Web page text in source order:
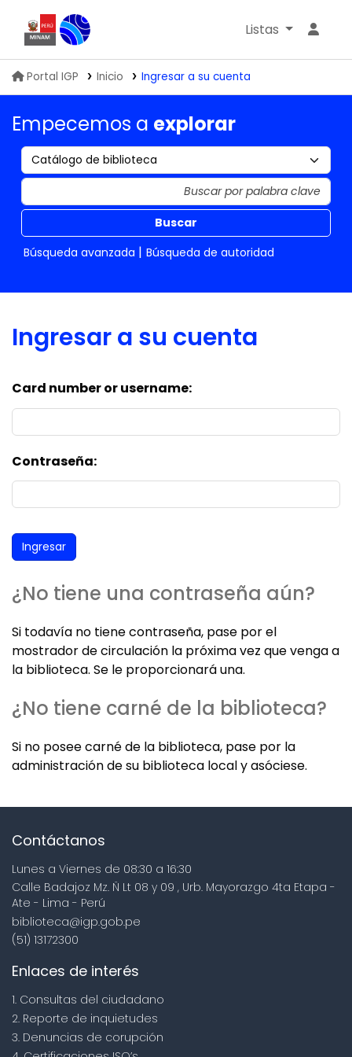
Biblioteca IGP
Listas
Portal IGP Inicio Ingresar a su cuenta
Empecemos a explorar
Buscar
Búsqueda avanzada
Búsqueda de autoridad
Ingresar a su cuenta
Card number or username:
Contraseña:
¿No tiene una contraseña aún?
Si todavía no tiene contraseña, pase por el
mostrador de circulación la próxima vez que venga a
la biblioteca. Se le proporcionará una.
¿No tiene carné de la biblioteca?
Si no posee carné de la biblioteca, pase por la
administración de su biblioteca local y asóciese.
Contáctanos
Lunes a Viernes de 08:30 a 16:30
Calle Badajoz Mz. Ñ Lt 08 y 09 , Urb. Mayorazgo 4ta Etapa -
Ate - Lima - Perú
biblioteca@igp.gob.pe
(51) 13172300
Enlaces de interés
1. Consultas del ciudadano
2. Reporte de inquietudes
3. Denuncias de corupción